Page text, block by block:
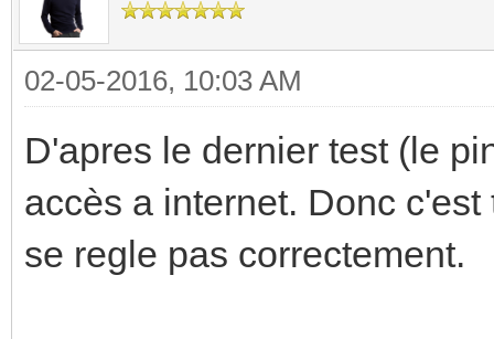
02-05-2016, 10:03 AM
D'apres le dernier test (le
accès a internet. Donc
se regle pas correctement.